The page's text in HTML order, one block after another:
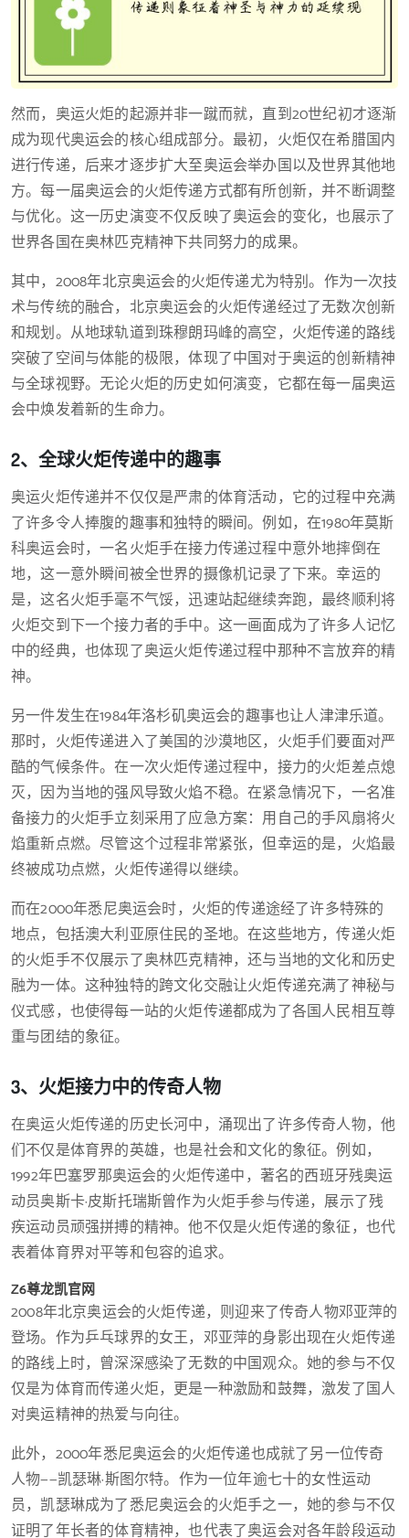
然而，奥运火炬的起源并非一蹴而就，直到20世纪初才逐渐
成为现代奥运会的核心组成部分。最初，火炬仅在希腊国内
进行传递，后来才逐步扩大至奥运会举办国以及世界其他地
方。每一届奥运会的火炬传递方式都有所创新，并不断调整
与优化。这一历史演变不仅反映了奥运会的变化，也展示了
世界各国在奥林匹克精神下共同努力的成果。
其中，2008年北京奥运会的火炬传递尤为特别。作为一次技
术与传统的融合，北京奥运会的火炬传递经过了无数次创新
和规划。从地球轨道到珠穆朗玛峰的高空，火炬传递的路线
突破了空间与体能的极限，体现了中国对于奥运的创新精神
与全球视野。无论火炬的历史如何演变，它都在每一届奥运
会中焕发着新的生命力。
2、全球火炬传递中的趣事
奥运火炬传递并不仅仅是严肃的体育活动，它的过程中充满
了许多令人捧腹的趣事和独特的瞬间。例如，在1980年莫斯
科奥运会时，一名火炬手在接力传递过程中意外地摔倒在
地，这一意外瞬间被全世界的摄像机记录了下来。幸运的
是，这名火炬手毫不气馁，迅速站起继续奔跑，最终顺利将
火炬交到下一个接力者的手中。这一画面成为了许多人记忆
中的经典，也体现了奥运火炬传递过程中那种不言放弃的精
神。
另一件发生在1984年洛杉矶奥运会的趣事也让人津津乐道。
那时，火炬传递进入了美国的沙漠地区，火炬手们要面对严
酷的气候条件。在一次火炬传递过程中，接力的火炬差点熄
灭，因为当地的强风导致火焰不稳。在紧急情况下，一名准
备接力的火炬手立刻采用了应急方案：用自己的手风扇将火
焰重新点燃。尽管这个过程非常紧张，但幸运的是，火焰最
终被成功点燃，火炬传递得以继续。
而在2000年悉尼奥运会时，火炬的传递途经了许多特殊的
地点，包括澳大利亚原住民的圣地。在这些地方，传递火炬
的火炬手不仅展示了奥林匹克精神，还与当地的文化和历史
融为一体。这种独特的跨文化交融让火炬传递充满了神秘与
仪式感，也使得每一站的火炬传递都成为了各国人民相互尊
重与团结的象征。
3、火炬接力中的传奇人物
在奥运火炬传递的历史长河中，涌现出了许多传奇人物，他
们不仅是体育界的英雄，也是社会和文化的象征。例如，
1992年巴塞罗那奥运会的火炬传递中，著名的西班牙残奥运
动员奥斯卡·皮斯托瑞斯曾作为火炬手参与传递，展示了残
疾运动员顽强拼搏的精神。他不仅是火炬传递的象征，也代
表着体育界对平等和包容的追求。
Z6尊龙凯官网
2008年北京奥运会的火炬传递，则迎来了传奇人物邓亚萍的
登场。作为乒乓球界的女王，邓亚萍的身影出现在火炬传递
的路线上时，曾深深感染了无数的中国观众。她的参与不仅
仅是为体育而传递火炬，更是一种激励和鼓舞，激发了国人
对奥运精神的热爱与向往。
此外，2000年悉尼奥运会的火炬传递也成就了另一位传奇
人物——凯瑟琳·斯图尔特。作为一位年逾七十的女性运动
员，凯瑟琳成为了悉尼奥运会的火炬手之一，她的参与不仅
证明了年长者的体育精神，也代表了奥运会对各年龄段运动